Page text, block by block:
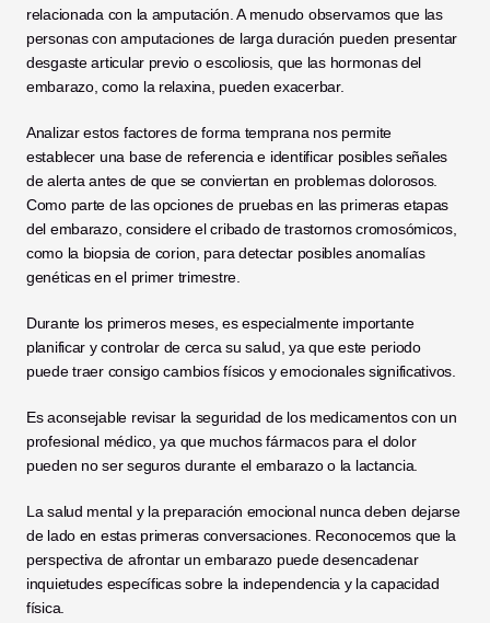
relacionada con la amputación. A menudo observamos que las
personas con amputaciones de larga duración pueden presentar
desgaste articular previo o escoliosis, que las hormonas del
embarazo, como la relaxina, pueden exacerbar.
Analizar estos factores de forma temprana nos permite
establecer una base de referencia e identificar posibles señales
de alerta antes de que se conviertan en problemas dolorosos.
Como parte de las opciones de pruebas en las primeras etapas
del embarazo, considere el cribado de trastornos cromosómicos,
como la biopsia de corion, para detectar posibles anomalías
genéticas en el primer trimestre.
Durante los primeros meses, es especialmente importante
planificar y controlar de cerca su salud, ya que este periodo
puede traer consigo cambios físicos y emocionales significativos.
Es aconsejable revisar la seguridad de los medicamentos con un
profesional médico, ya que muchos fármacos para el dolor
pueden no ser seguros durante el embarazo o la lactancia.
La salud mental y la preparación emocional nunca deben dejarse
de lado en estas primeras conversaciones. Reconocemos que la
perspectiva de afrontar un embarazo puede desencadenar
inquietudes específicas sobre la independencia y la capacidad
física.